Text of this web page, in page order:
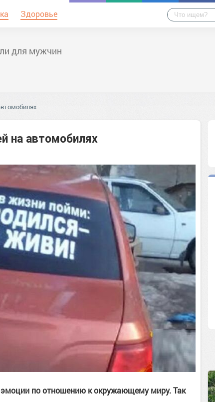
Здоровье
для мужчин
на автомобилях
по отношению к окружающему миру. Так